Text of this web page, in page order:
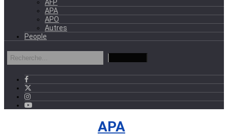
AFP
APA
APO
Autres
People
APA